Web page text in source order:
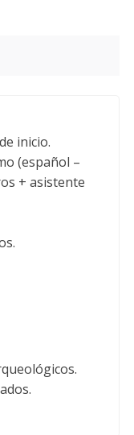
inicio.
(español –
+ asistente